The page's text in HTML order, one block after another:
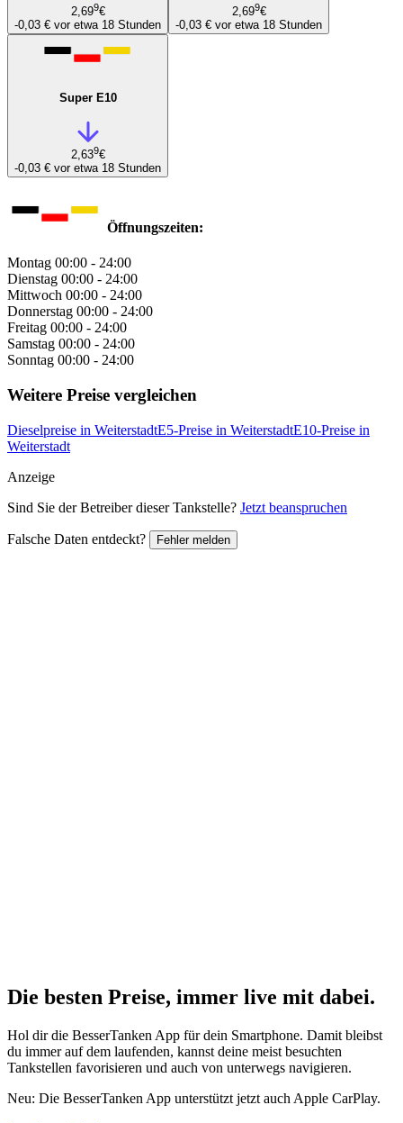
2,699€
-0,03 € vor etwa 18 Stunden
2,699€
-0,03 € vor etwa 18 Stunden
Super E10
2,639€
-0,03 € vor etwa 18 Stunden
Öffnungszeiten:
Montag 00:00 - 24:00
Dienstag 00:00 - 24:00
Mittwoch 00:00 - 24:00
Donnerstag 00:00 - 24:00
Freitag 00:00 - 24:00
Samstag 00:00 - 24:00
Sonntag 00:00 - 24:00
Weitere Preise vergleichen
Dieselpreise in WeiterstadtE5-Preise in WeiterstadtE10-Preise in
Weiterstadt
Anzeige
Sind Sie der Betreiber dieser Tankstelle? Jetzt beanspruchen
Falsche Daten entdeckt? Fehler melden
Die besten Preise, immer live mit dabei.
Hol dir die BesserTanken App für dein Smartphone. Damit bleibst
du immer auf dem laufenden, kannst deine meist besuchten
Tankstellen favorisieren und auch von unterwegs navigieren.
Neu: Die BesserTanken App unterstützt jetzt auch Apple CarPlay.